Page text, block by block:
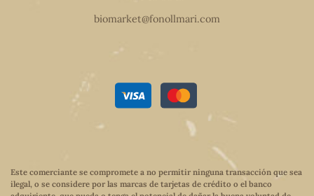
biomarket@fonollmari.com
Este comerciante se compromete a no permitir ninguna transacción que sea
ilegal, o se considere por las marcas de tarjetas de crédito o el banco